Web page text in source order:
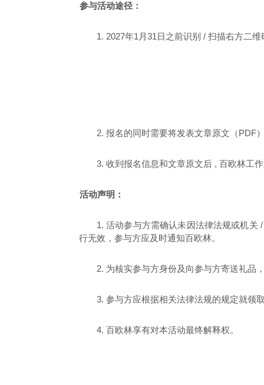
参与活动途径：
1. 2027年1 月31 日之前识别 / 扫描右方二维
2. 报名的同时需要将发表文章原文（PDF
3. 收到报名信息和文章原文后 , 百欧林工
活动声明：
1.活动参与方需确认未因法律法规或机关
行无效，参与方应及时通知百欧林。
2. 为核实参与方身份及向参与方寄送礼品
3. 参与方应根据相关法律法规的规定就领
4. 百欧林享有对本活动最终解释权。